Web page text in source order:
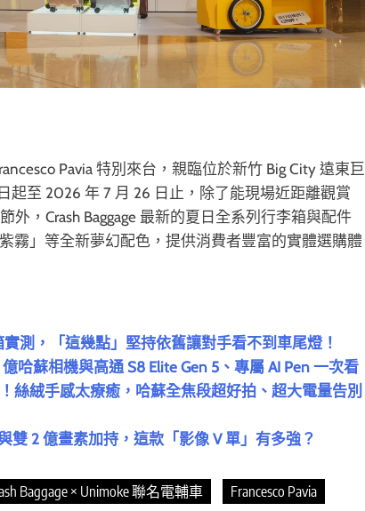
Pavia 特別來台，親臨位於新竹 Big City 遠東巨
起至 2026 年 7 月 26 日止，除了能現場近距離觀賞
外，Crash Baggage 最新的夏日全系列行李箱與配件
霧」等全新夢幻配色，提供消費者豐富的實體選購體
測，「這幾點」堅持依舊讓對手看不到車尾燈！
哈蘇相機與高通 S8 Elite Gen 5、專屬 AI Pen 一次看
絲絨手感太療癒，哈蘇全焦段超好拍、超大電量告別
2 億畫素加持，這款「影像 V 單」有多強？
Baggage × Unimoke 聯名電輔車
Francesco Pavia